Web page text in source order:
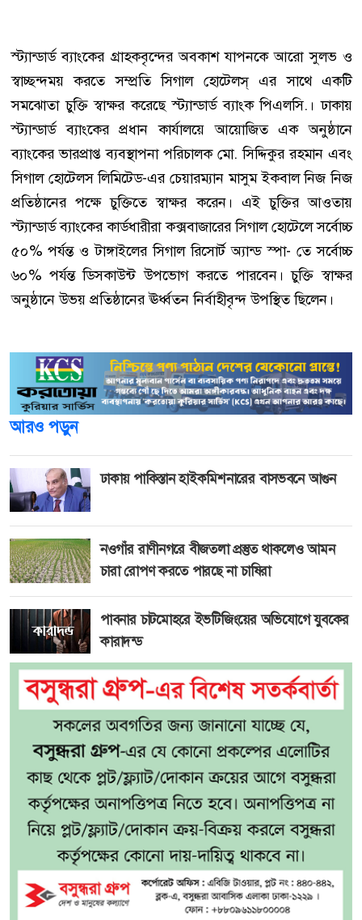
স্ট্যান্ডার্ড ব্যাংকের গ্রাহকবৃন্দের অবকাশ যাপনকে আরো সুলভ ও
স্বাচ্ছন্দময় করতে সম্প্রতি সিগাল হোটেলস্ এর সাথে একটি
সমঝোতা চুক্তি স্বাক্ষর করেছে স্ট্যান্ডার্ড ব্যাংক পিএলসি.। ঢাকায়
স্ট্যান্ডার্ড ব্যাংকের প্রধান কার্যালয়ে আয়োজিত এক অনুষ্ঠানে
ব্যাংকের ভারপ্রাপ্ত ব্যবস্থাপনা পরিচালক মো. সিদ্দিকুর রহমান এবং
সিগাল হোটেলস লিমিটেড-এর চেয়ারম্যান মাসুম ইকবাল নিজ নিজ
প্রতিষ্ঠানের পক্ষে চুক্তিতে স্বাক্ষর করেন। এই চুক্তির আওতায়
স্ট্যান্ডার্ড ব্যাংকের কার্ডধারীরা কক্সবাজারের সিগাল হোটেলে সর্বোচ্চ
৫০% পর্যন্ত ও টাঙ্গাইলের সিগাল রিসোর্ট অ্যান্ড স্পা- তে সর্বোচ্চ
৬০% পর্যন্ত ডিসকাউন্ট উপভোগ করতে পারবেন। চুক্তি স্বাক্ষর
অনুষ্ঠানে উভয় প্রতিষ্ঠানের ঊর্ধ্বতন নির্বাহীবৃন্দ উপস্থিত ছিলেন।
আরও পড়ুন
ঢাকায় পাকিস্তান হাইকমিশনারের বাসভবনে আগুন
নওগাঁর রাণীনগরে বীজতলা প্রস্তুত থাকলেও আমন
চারা রোপণ করতে পারছে না চাষিরা
পাবনার চাটমোহরে ইভটিজিংয়ের অভিযোগে যুবকের
কারাদন্ড